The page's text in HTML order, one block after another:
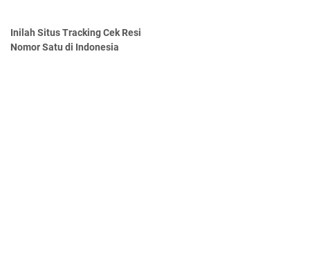
Inilah Situs Tracking Cek Resi
Nomor Satu di Indonesia